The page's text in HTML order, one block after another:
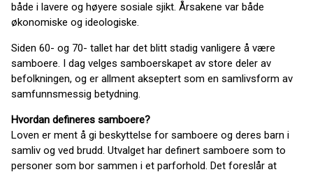
både i lavere og høyere sosiale sjikt. Årsakene var både
økonomiske og ideologiske.
Siden 60- og 70- tallet har det blitt stadig vanligere å være
samboere. I dag velges samboerskapet av store deler av
befolkningen, og er allment akseptert som en samlivsform av
samfunnsmessig betydning.
Hvordan defineres samboere?
Loven er ment å gi beskyttelse for samboere og deres barn i
samliv og ved brudd. Utvalget har definert samboere som to
personer som bor sammen i et parforhold. Det foreslår at